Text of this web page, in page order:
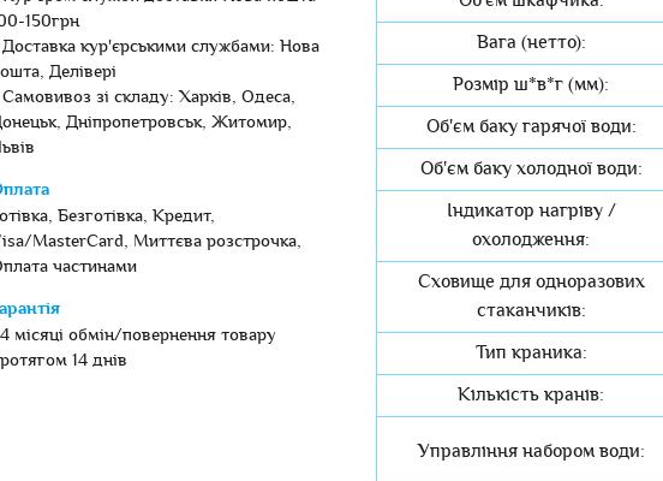
150грн
кур'єрськими службами: Нова
Делівері
зі складу: Харків, Одеса,
Дніпропетровськ, Житомир,
Безготівка, Кредит,
MasterCard, Миттєва розстрочка,
частинами
місяці обмін/повернення товару
14 днів
Вага (нетто):
Розмір ш*в*г (мм):
Об'єм баку гарячої води:
Об'єм баку холодної води:
Індикатор нагріву /
охолодження:
Сховище для одноразових
стаканчиків:
Тип краника:
Кількість кранів:
Управління набором води: